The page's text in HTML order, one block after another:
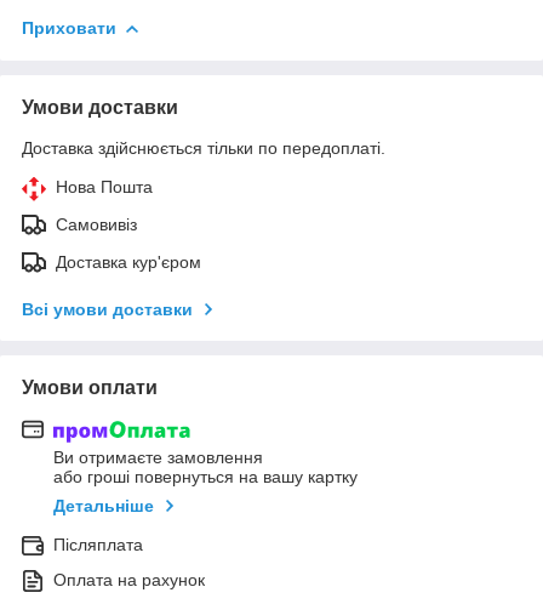
Приховати
Умови доставки
Доставка здійснюється тільки по передоплаті.
Нова Пошта
Самовивіз
Доставка кур'єром
Всі умови доставки
Умови оплати
Ви отримаєте замовлення
або гроші повернуться на вашу картку
Детальніше
Післяплата
Оплата на рахунок